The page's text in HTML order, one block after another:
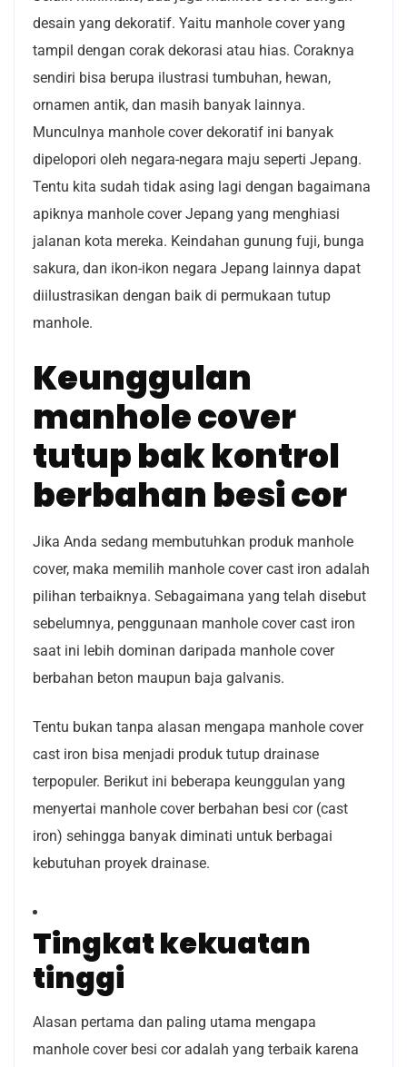
desain yang dekoratif. Yaitu manhole cover yang
tampil dengan corak dekorasi atau hias. Coraknya
sendiri bisa berupa ilustrasi tumbuhan, hewan,
ornamen antik, dan masih banyak lainnya.
Munculnya manhole cover dekoratif ini banyak
dipelopori oleh negara-negara maju seperti Jepang.
Tentu kita sudah tidak asing lagi dengan bagaimana
apiknya manhole cover Jepang yang menghiasi
jalanan kota mereka. Keindahan gunung fuji, bunga
sakura, dan ikon-ikon negara Jepang lainnya dapat
diilustrasikan dengan baik di permukaan tutup
manhole.
Keunggulan
manhole cover
tutup bak kontrol
berbahan besi cor
Jika Anda sedang membutuhkan produk manhole
cover, maka memilih manhole cover cast iron adalah
pilihan terbaiknya. Sebagaimana yang telah disebut
sebelumnya, penggunaan manhole cover cast iron
saat ini lebih dominan daripada manhole cover
berbahan beton maupun baja galvanis.
Tentu bukan tanpa alasan mengapa manhole cover
cast iron bisa menjadi produk tutup drainase
terpopuler. Berikut ini beberapa keunggulan yang
menyertai manhole cover berbahan besi cor (cast
iron) sehingga banyak diminati untuk berbagai
kebutuhan proyek drainase.
Tingkat kekuatan
tinggi
Alasan pertama dan paling utama mengapa
manhole cover besi cor adalah yang terbaik karena